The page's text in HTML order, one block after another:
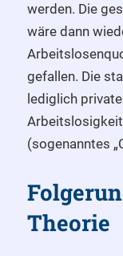
werden. Die
wäre dann
gefallen. Die
lediglich
(sogenanntes
Theorie